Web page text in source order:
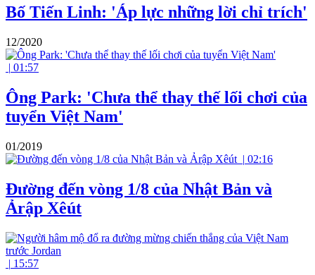
Bố Tiến Linh: 'Áp lực những lời chỉ trích'
12/2020
| 01:57
Ông Park: 'Chưa thể thay thế lối chơi của
tuyển Việt Nam'
01/2019
| 02:16
Đường đến vòng 1/8 của Nhật Bản và
Ảrập Xêút
| 15:57